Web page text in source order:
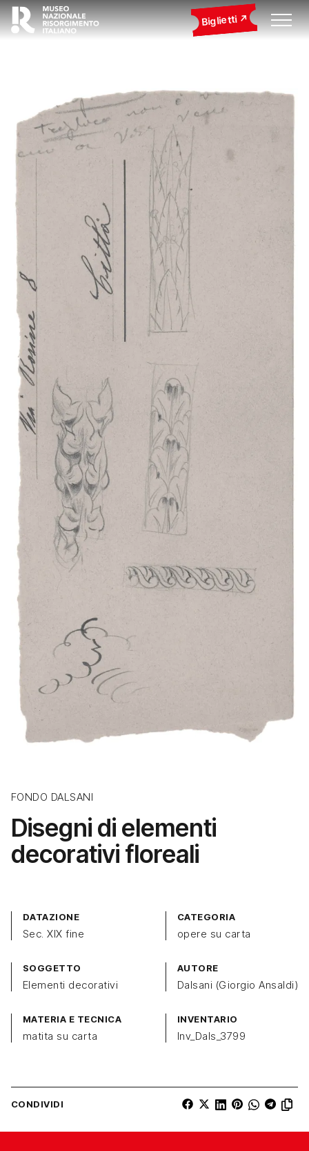
Biglietti
FONDO DALSANI
Disegni di elementi
decorativi floreali
DATAZIONE
Sec. XIX fine
CATEGORIA
opere su carta
SOGGETTO
Elementi decorativi
AUTORE
Dalsani (Giorgio Ansaldi)
MATERIA E TECNICA
matita su carta
INVENTARIO
Inv_Dals_3799
CONDIVIDI